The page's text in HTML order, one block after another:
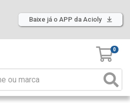
Baixe já o APP da Acioly
0